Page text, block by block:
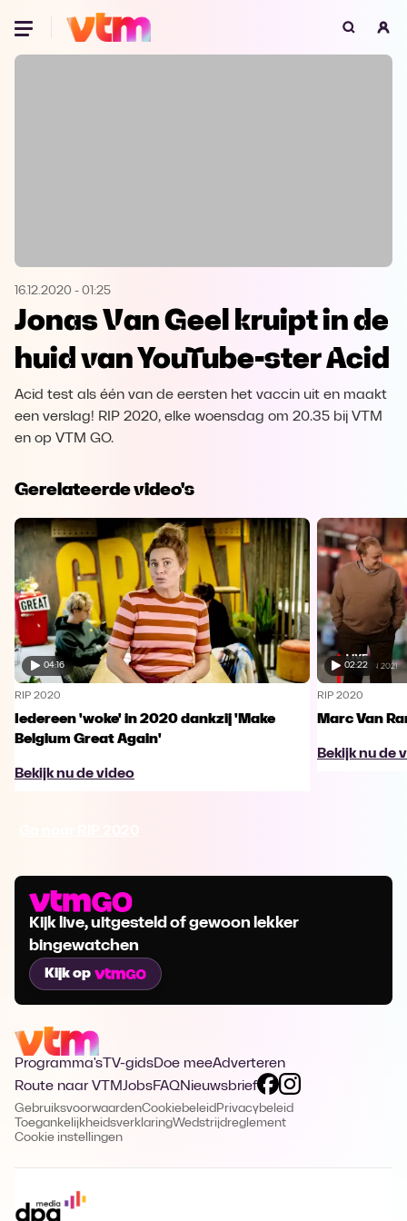
Oeps, browser niet ondersteund
Microsoft Edge Download
Opera Download
16.12.2020 - 01:25
Jonas Van Geel kruipt in de
huid van YouTube-ster Acid
Acid test als één van de eersten het vaccin uit en maakt
een verslag! RIP 2020, elke woensdag om 20.35 bij VTM
en op VTM GO.
Gerelateerde video's
04:16
RIP 2020
Iedereen 'woke' in 2020 dankzij 'Make
Belgium Great Again'
Bekijk nu de video
02:22
RIP 2020
Marc Van
Bekijk nu de
Kijk live, uitgesteld of gewoon lekker
bingewatchen
Kijk op
Programma's TV-gidsDoe meeAdverteren
Route naar VTMJobsFAQNieuwsbrief
GebruiksvoorwaardenCookiebeleid Privacybeleid
ToegankelijkheidsverklaringWedstrijdreglement
Cookie instellingen